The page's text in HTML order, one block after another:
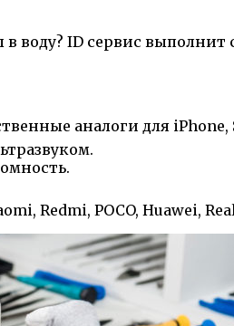
в воду? ID сервис
аналоги для iPhone,
Redmi, POCO, Huawei,